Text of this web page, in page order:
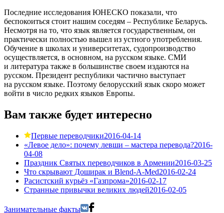
Последние исследования ЮНЕСКО показали, что
беспокоиться стоит нашим соседям – Республике Беларусь.
Несмотря на то, что язык является государственным, он
практически полностью вышел из устного употребления.
Обучение в школах и университетах, судопроизводство
осуществляется, в основном, на русском языке. СМИ
и литература также в большинстве своем издаются на
русском. Президент республики частично выступает
на русском языке. Поэтому белорусский язык скоро может
войти в число редких языков Европы.
Вам также будет интересно
Первые переводчики2016-04-14
«Левое дело»: почему левши – мастера перевода?2016-
04-08
Праздник Святых переводчиков в Армении2016-03-25
Что скрывают Доширак и Blend-A-Med2016-02-24
Расистский курьёз «Газпрома»2016-02-17
Странные привычки великих людей2016-02-05
Занимательные факты